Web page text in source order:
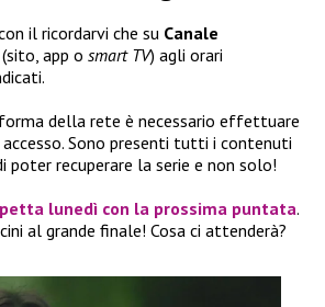
il ricordarvi che su Canale
app o smart TV) agli orari
della rete è necessario effettuare
Sono presenti tutti i contenuti
poter recuperare la serie e non solo!
lunedì con la prossima puntata.
al grande finale! Cosa ci attenderà?